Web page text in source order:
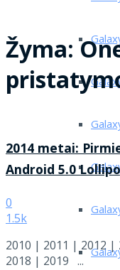
Žyma:
2014 metai:
Android 5.0
0
1.5k
2010 | 2011 | 2012 |
2018 | 2019 ...